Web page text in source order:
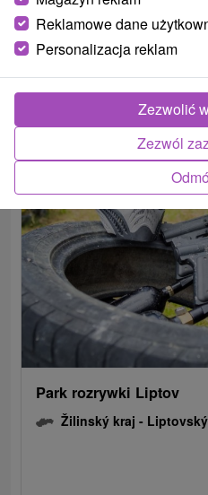
Žilinský kraj -
Park rozrywki Liptov
Žilinský kraj -
Reklamowe dane
Personalizacja reklam
Zezwól
Zezwolić